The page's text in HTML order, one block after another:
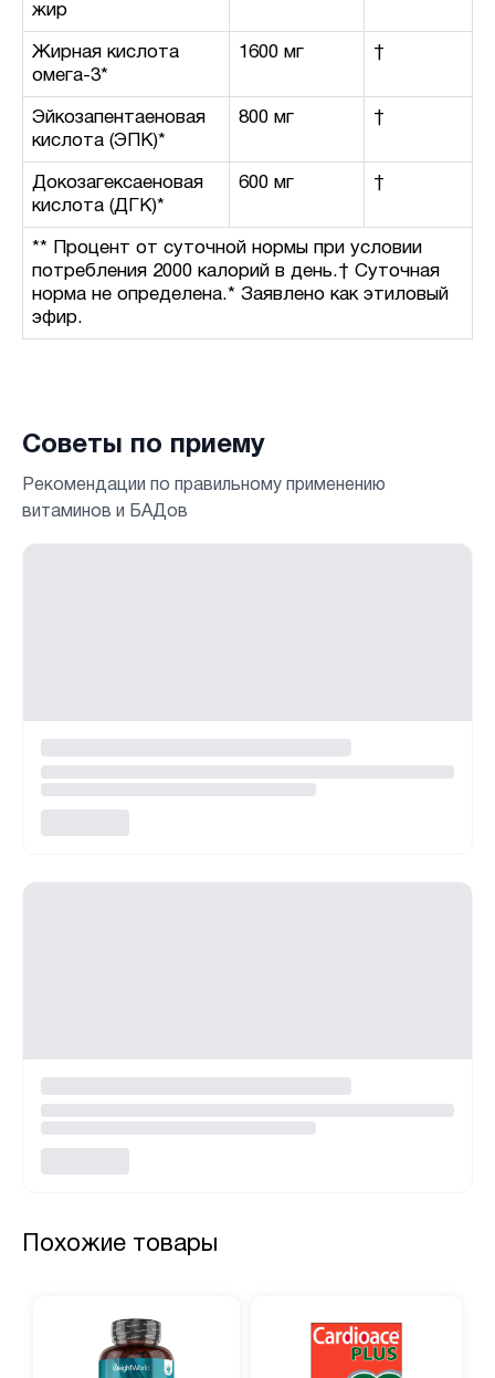
жир
Жирная кислота
омега-3*
1600 мг †
Эйкозапентаеновая
кислота (ЭПК)*
800 мг †
Докозагексаеновая
кислота (ДГК)*
600 мг †
** Процент от суточной нормы при условии
потребления 2000 калорий в день.† Суточная
норма не определена.* Заявлено как этиловый
эфир.
Советы по приему
Рекомендации по правильному применению
витаминов и БАДов
Похожие товары